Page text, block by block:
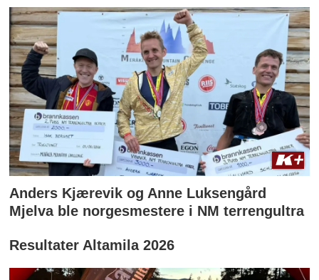
Anders Kjærevik og Anne Luksengård
Mjelva ble norgesmestere i NM terrengultra
Resultater Altamila 2026